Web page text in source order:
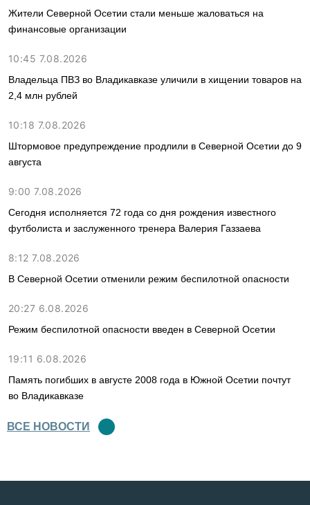
Жители Северной Осетии стали меньше жаловаться на
финансовые организации
10:45 7.08.2026
Владельца ПВЗ во Владикавказе уличили в хищении товаров на
2,4 млн рублей
10:18 7.08.2026
Штормовое предупреждение продлили в Северной Осетии до 9
августа
9:00 7.08.2026
Сегодня исполняется 72 года со дня рождения известного
футболиста и заслуженного тренера Валерия Газзаева
8:12 7.08.2026
В Северной Осетии отменили режим беспилотной опасности
20:27 6.08.2026
Режим беспилотной опасности введен в Северной Осетии
19:11 6.08.2026
Память погибших в августе 2008 года в Южной Осетии почтут
во Владикавказе
ВСЕ НОВОСТИ